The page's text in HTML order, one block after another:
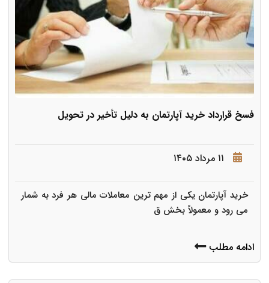
فسخ قرارداد خرید آپارتمان به دلیل تأخیر در تحویل
۱۱ مرداد ۱۴۰۵
خرید آپارتمان یکی از مهم ترین معاملات مالی هر فرد به شمار
می رود و معمولاً بخش ق
ادامه مطلب